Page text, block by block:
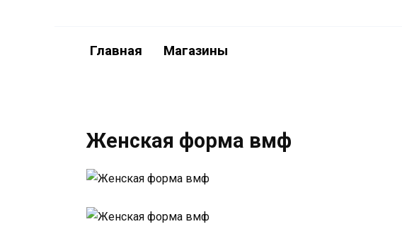
Главная Магазины
Женская форма вмф